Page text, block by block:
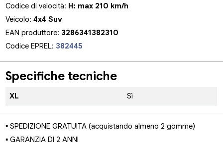
Codice di velocità: H: max 210 km/h
Veicolo:4x4 Suv
EAN produttore: 3286341382310
Codice EPREL: 382445
Specifiche tecniche
XL Sì
▪ SPEDIZIONE GRATUITA (acquistando almeno 2 gomme)
▪ GARANZIA DI 2 ANNI